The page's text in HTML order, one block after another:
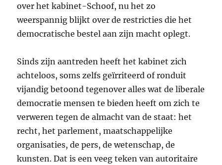
over het kabinet-Schoof, nu het zo
weerspannig blijkt over de restricties die het
democratische bestel aan zijn macht oplegt.
Sinds zijn aantreden heeft het kabinet zich
achteloos, soms zelfs geïrriteerd of ronduit
vijandig betoond tegenover alles wat de liberale
democratie mensen te bieden heeft om zich te
verweren tegen de almacht van de staat: het
recht, het parlement, maatschappelijke
organisaties, de pers, de wetenschap, de
kunsten. Dat is een veeg teken van autoritaire